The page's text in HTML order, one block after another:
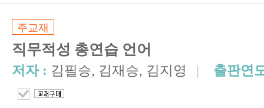
주교재
직무적성 총연습 언어
저자 : 김필승, 김재승, 김지영 | 출판연